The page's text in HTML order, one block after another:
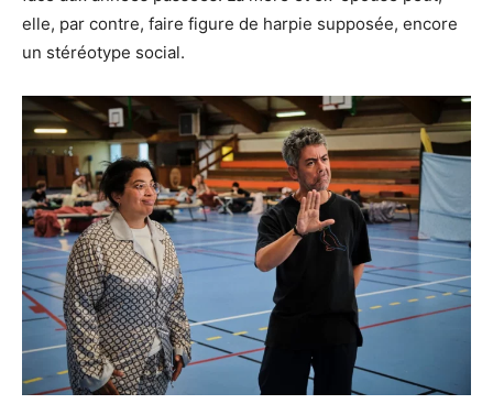
elle, par contre, faire figure de harpie supposée, encore
un stéréotype social.